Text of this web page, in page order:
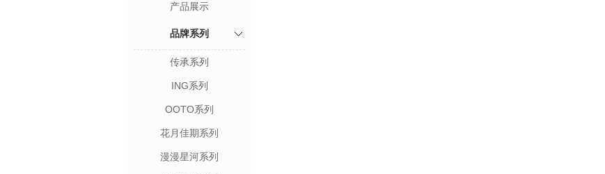
产品展示
品牌系列
传承系列
ING系列
OOTO系列
花月佳期系列
漫漫星河系列